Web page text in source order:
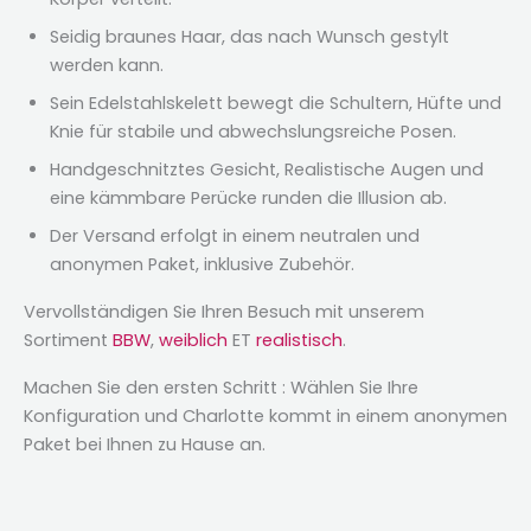
Seidig braunes Haar, das nach Wunsch gestylt
werden kann.
Sein Edelstahlskelett bewegt die Schultern, Hüfte und
Knie für stabile und abwechslungsreiche Posen.
Handgeschnitztes Gesicht, Realistische Augen und
eine kämmbare Perücke runden die Illusion ab.
Der Versand erfolgt in einem neutralen und
anonymen Paket, inklusive Zubehör.
Vervollständigen Sie Ihren Besuch mit unserem
Sortiment BBW, weiblich ET realistisch.
Machen Sie den ersten Schritt : Wählen Sie Ihre
Konfiguration und Charlotte kommt in einem anonymen
Paket bei Ihnen zu Hause an.